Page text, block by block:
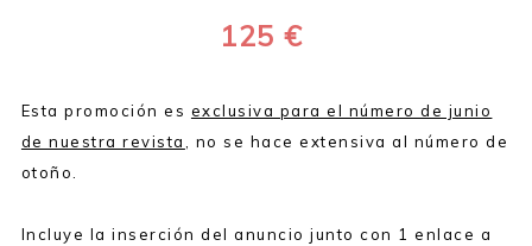
125 €
Esta promoción es exclusiva para el número de junio
de nuestra revista, no se hace extensiva al número de
otoño.
Incluye la inserción del anuncio junto con 1 enlace a